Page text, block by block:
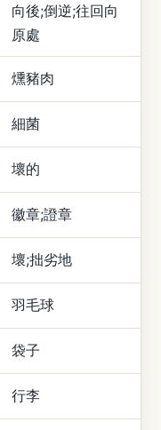
向後;倒逆;往回向
原處
燻豬肉
細菌
壞的
徽章;證章
壞;拙劣地
羽毛球
袋子
行李